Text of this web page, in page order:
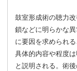
鼓室形成術の聴力
鎖などに明らかな
に要因を求められ
具体的内容や程度
と説明される。術